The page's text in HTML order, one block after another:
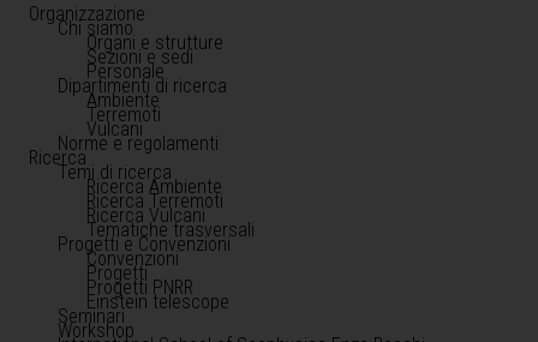
Organizzazione
Chi siamo
Organi e strutture
Sezioni e sedi
Personale
Dipartimenti di ricerca
Ambiente
Terremoti
Vulcani
Norme e regolamenti
Ricerca
Temi di ricerca
Ricerca Ambiente
Ricerca Terremoti
Ricerca Vulcani
Tematiche trasversali
Progetti e Convenzioni
Convenzioni
Progetti
Progetti PNRR
Einstein telescope
Seminari
Workshop